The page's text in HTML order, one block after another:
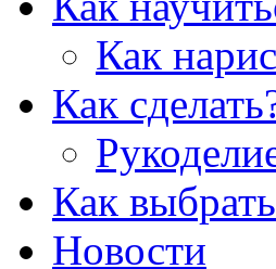
Как
Как
Как
Новости